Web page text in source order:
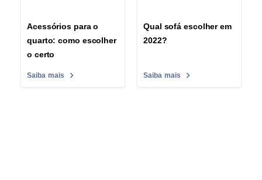
Acessórios para o
quarto: como escolher
o certo
Saiba mais
Qual sofá escolher em
2022?
Saiba mais